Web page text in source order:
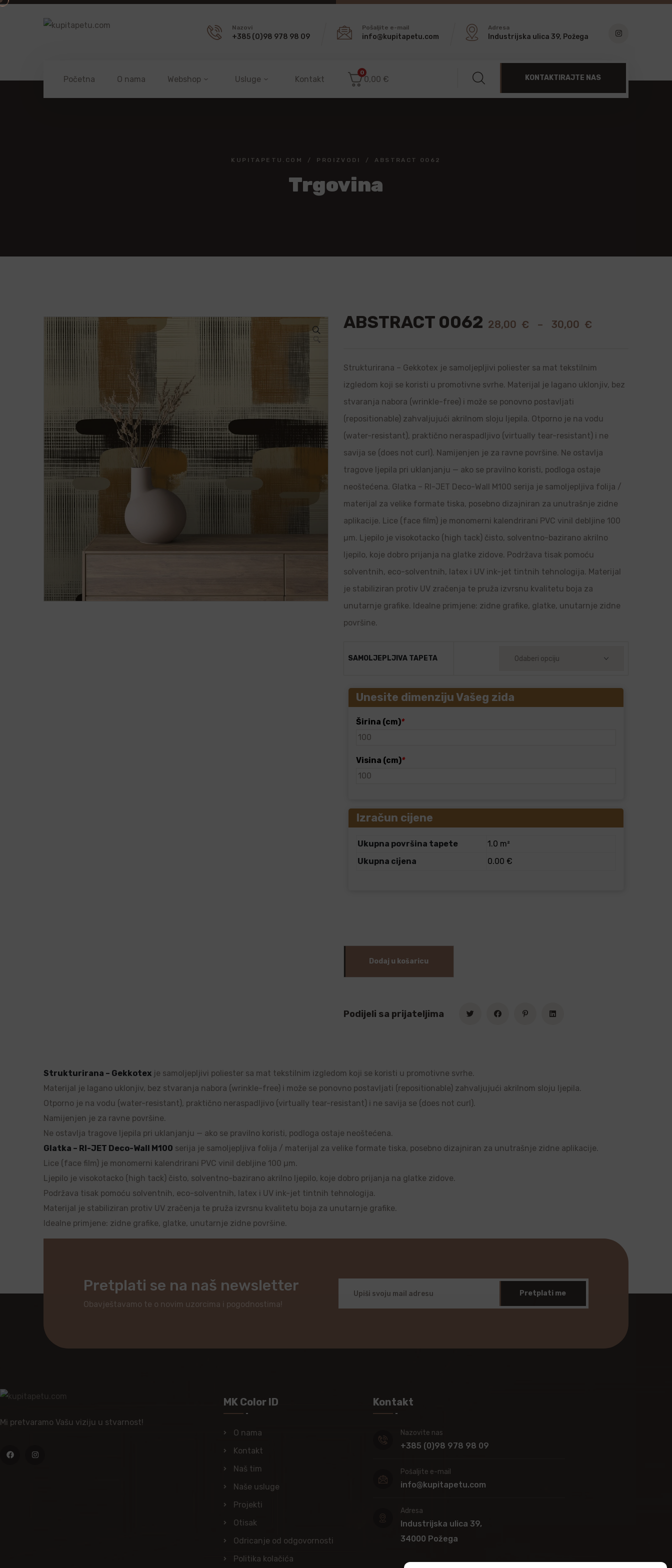
Nazovi
+385 (0)98 978 98 09
Pošaljite e-mail
info@kupitapetu.com
Adresa
Industrijska ulica 39, Požega
Početna O nama Webshop Usluge Kontakt
0
0,00 € KONTAKTIRAJTE NAS
KUPITAPETU.COM PROIZVODI ABSTRACT 0062
Trgovina
🔍
ABSTRACT 0062 28,00 € – 30,00 €
Strukturirana – Gekkotex je samoljepljivi poliester sa mat tekstilnim
izgledom koji se koristi u promotivne svrhe. Materijal je lagano uklonjiv, bez
stvaranja nabora (wrinkle-free) i može se ponovno postavljati
(repositionable) zahvaljujući akrilnom sloju ljepila. Otporno je na vodu
(water-resistant), praktično neraspadljivo (virtually tear-resistant) i ne
savija se (does not curl). Namijenjen je za ravne površine. Ne ostavlja
tragove ljepila pri uklanjanju — ako se pravilno koristi, podloga ostaje
neoštećena. Glatka – RI-JET Deco-Wall M100 serija je samoljepljiva folija /
materijal za velike formate tiska, posebno dizajniran za unutrašnje zidne
aplikacije. Lice (face film) je monomerni kalendrirani PVC vinil debljine 100
µm. Ljepilo je visokotacko (high tack) čisto, solventno-bazirano akrilno
ljepilo, koje dobro prijanja na glatke zidove. Podržava tisak pomoću
solventnih, eco-solventnih, latex i UV ink-jet tintnih tehnologija. Materijal
je stabiliziran protiv UV zračenja te pruža izvrsnu kvalitetu boja za
unutarnje grafike. Idealne primjene: zidne grafike, glatke, unutarnje zidne
površine.
SAMOLJEPLJIVA TAPETA
Unesite dimenziju Vašeg zida
Širina (cm)*
Visina (cm)*
Izračun cijene
Ukupna površina tapete
1.0 m²
Ukupna cijena
0.00 €
Dodaj u košaricu
Podijeli sa prijateljima
Strukturirana – Gekkotex je samoljepljivi poliester sa mat tekstilnim izgledom koji se koristi u promotivne svrhe.
Materijal je lagano uklonjiv, bez stvaranja nabora (wrinkle-free) i može se ponovno postavljati (repositionable) zahvaljujući akrilnom sloju ljepila.
Otporno je na vodu (water-resistant), praktično neraspadljivo (virtually tear-resistant) i ne savija se (does not curl).
Namijenjen je za ravne površine.
Ne ostavlja tragove ljepila pri uklanjanju — ako se pravilno koristi, podloga ostaje neoštećena.
Glatka – RI-JET Deco-Wall M100 serija je samoljepljiva folija / materijal za velike formate tiska, posebno dizajniran za unutrašnje zidne aplikacije.
Lice (face film) je monomerni kalendrirani PVC vinil debljine 100 µm.
Ljepilo je visokotacko (high tack) čisto, solventno-bazirano akrilno ljepilo, koje dobro prijanja na glatke zidove.
Podržava tisak pomoću solventnih, eco-solventnih, latex i UV ink-jet tintnih tehnologija.
Materijal je stabiliziran protiv UV zračenja te pruža izvrsnu kvalitetu boja za unutarnje grafike.
Idealne primjene: zidne grafike, glatke, unutarnje zidne površine.
Pretplati se na naš newsletter
Obavještavamo te o novim uzorcima i pogodnostima!
Pretplati me
Mi pretvaramo Vašu viziju u stvarnost!
MK Color ID
O nama
Kontakt
Naš tim
Naše usluge
Projekti
Otisak
Odricanje od odgovornosti
Politika kolačića
Kontakt
Nazovite nas
+385 (0)98 978 98 09
Pošaljite e-mail
info@kupitapetu.com
Adresa
Industrijska ulica 39,
34000 Požega